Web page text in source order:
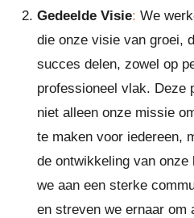
Gedeelde Visie: We
die onze visie van groei,
succes delen, zowel op
professioneel vlak. Deze
niet alleen onze missie
te maken voor iedereen,
de ontwikkeling van onze
we aan een sterke
en streven we ernaar om